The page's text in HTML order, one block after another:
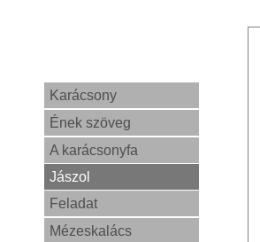
Karácsony
Ének szöveg
A karácsonyfa
Jászol
Feladat
Mézeskalács